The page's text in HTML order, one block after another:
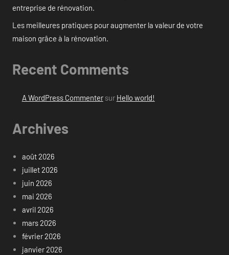
entreprise de rénovation.
Les meilleures pratiques pour augmenter la valeur de votre
maison grâce à la rénovation.
Recent Comments
A WordPress Commentersur Hello world!
Archives
août 2026
juillet 2026
juin 2026
mai 2026
avril 2026
mars 2026
février 2026
janvier 2026